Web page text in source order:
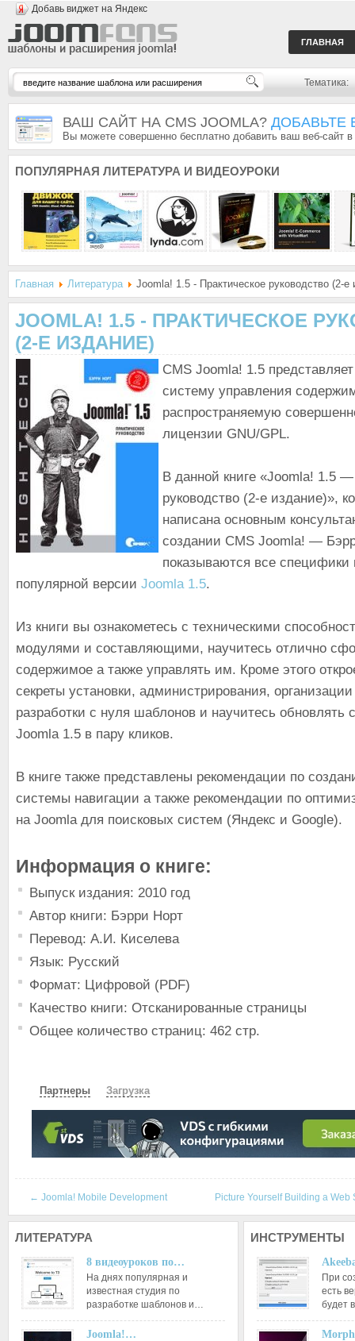
Добавь виджет на Яндекс
ГЛАВНАЯ
Тематика:
ВАШ САЙТ НА CMS JOOMLA? ДОБАВЬТЕ
Вы можете совершенно бесплатно добавить ваш веб-сайт
ПОПУЛЯРНАЯ ЛИТЕРАТУРА И ВИДЕОУРОКИ
Главная Литература Joomla! 1.5 - Практическое руководство (2-е
JOOMLA! 1.5 - ПРАКТИЧЕСКОЕ
(2-Е ИЗДАНИЕ)
CMS Joomla! 1.5
систему управления
распространяемую
лицензии GNU/GPL.
В данной книге «Joomla! 1.5 —
руководство (2-е издание)»,
написана основным
создании CMS Joomla! —
показываются все
популярной версии Joomla 1.5.
Из книги вы ознакометесь с техническими
модулями и составляющими, научитесь отлично
содержимое а также управлять им. Кроме этого
секреты установки, администрирования,
разработки с нуля шаблонов и научитесь обновлять
Joomla 1.5 в пару кликов.
В книге также представлены рекомендации по
системы навигации а также рекомендации по
на Joomla для поисковых систем (Яндекс и Google).
Информация о книге:
Выпуск издания: 2010 год
Автор книги: Бэрри Норт
Перевод: А.И. Киселева
Язык: Русский
Формат: Цифровой (PDF)
Качество книги: Отсканированные страницы
Общее количество страниц: 462 стр.
Партнеры Загрузка
СКАЧАТЬ ЗЕРКАЛО ЗЕРКАЛО №2
← Joomla! Mobile Development Picture Yourself Building a
ЛИТЕРАТУРА
8 видеоуроков по…
На днях популярная и
известная студия по
разработке шаблонов и…
Joomla!…
ИНСТРУМЕНТЫ
При
есть
будет